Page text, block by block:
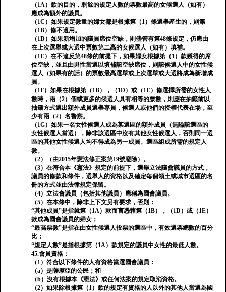
（1A）款的目的，剩餘的規定人數的票數最高的女候選人（如有）
應成為額外的議員。
（1C）如果規定數量的婦女都是根據第（1）條選舉產生的，則第
（1B）條不適用。
（1D）如果新增加的議員席位空缺，則儘管有第48條規定，仍應由
在上次選舉或大選中票數第二高的女候選人（如有）填補。
（1E）在不違反第48條的前提下，如果婦女根據第（1）款獲得的席
位空缺，並且由男性當選以填補該空缺席位，則該候選人中的女性候
選人（如果有的話）的票數最高選舉或上次選舉或大選將成為新增成
員。
（1F）如果在根據第（1B），（1D）或（1E）條選擇所需的女性人
數時，兩（2）個或更多的候選人具有相等的票數，則應在抽籤前以
抽籤方式選出額外成員選舉專員，候選人或他們的授權代表在場，至
少有兩（2）名警察。
（1G）如果一名女性候選人成為某選區的額外成員（無論該選區的
女性候選人當選），除非該選區中沒有其他女性候選人，否則同一選
區的其他女性候選人均不得成為另一成員。選區組成所需的規定人
數。
（2）（由2015年憲法修正案第19號廢除）。
（3）在符合本《憲法》規定的前提下，選舉立法議會議員的方式，
議員的條款和條件，選舉人的資格以及確定每個領土或城市選區的名
冊的方式並由法律規定保留。
（4）立法會議員（包括其他議員）應稱為國會議員。
（5）在本條中，除非上下文另有要求，否則：
“其他成員”是指就第（1A）款而言憑藉第（1B），（1D）或（1E）
款成為國會議員的婦女；
“最高票數”是指在由女性候選人投票的選區中，有效選票總數的百分
比；
“規定人數”是指根據第（1A）款規定的議員中女性的最低人數。
45.會員資格：
（1）符合以下條件的人有資格當選國會議員：
（a）是薩摩亞的公民；和
（b）沒有根據本《憲法》或任何法案的規定取消資格。
（2）如果除根據第（1）款的規定有資格的人以外的其他人當選為國